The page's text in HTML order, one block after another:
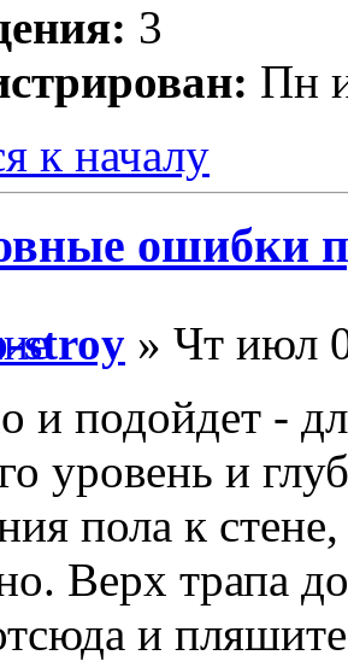
3
Пн
к началу
ошибки
stroy » Чт июл
и подойдет -
уровень и
пола к
Верх трапа
и пляшите